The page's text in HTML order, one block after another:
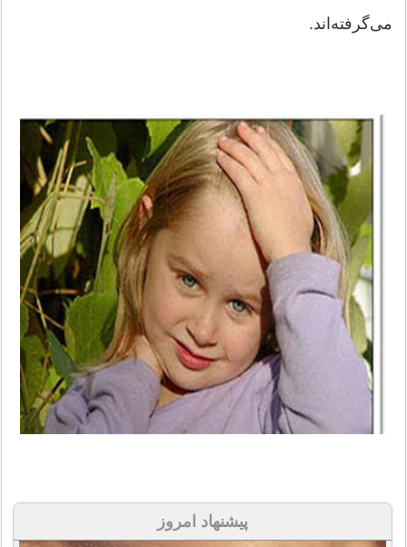
می‌گرفته‌اند.
پیشنهاد امروز